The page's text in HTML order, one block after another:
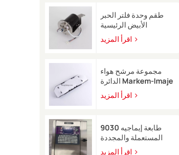
طقم وحدة فلتر الحبر
الأبيض الرئيسية
EB49406 مع مستشعر
ضغط لطابعة Image
مجموعة مرشح هواء
الدائرة Markem-Imaje
EB40209 للطابعة
النافثة للحبر 9232 9410
طابعة إيماجيه 9030
المستعملة والمجددة